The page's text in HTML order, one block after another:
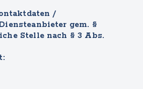
/
gem. §
Stelle nach § 3 Abs.